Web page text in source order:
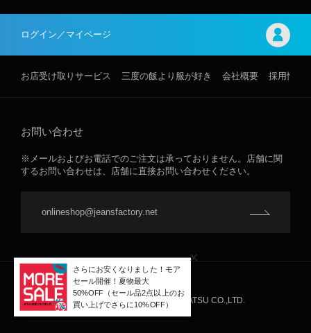
ログイン／マイページ
お店受け取りサービス 三度の飯より服が好き 会社概要 採用情報
お問い合わせ
※メールおよびお電話でのご注文は承っておりません。店舗に関
するお問い合わせは、店舗に直接お問い合わせください。
onlineshop@jeansfactory.net
JEANS FACTORY ©INTER-NAKATSU CO.,LTD.